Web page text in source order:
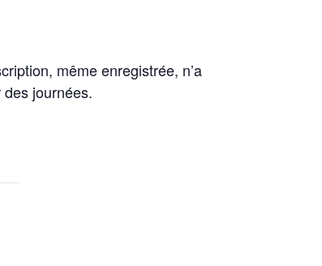
même enregistrée, n’a
journées.